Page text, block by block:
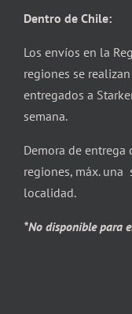
Dentro de Chile:
Los envíos en la
regiones se
entregados a
semana.
Demora de entrega
regiones, máx. una
localidad.
*No disponible para